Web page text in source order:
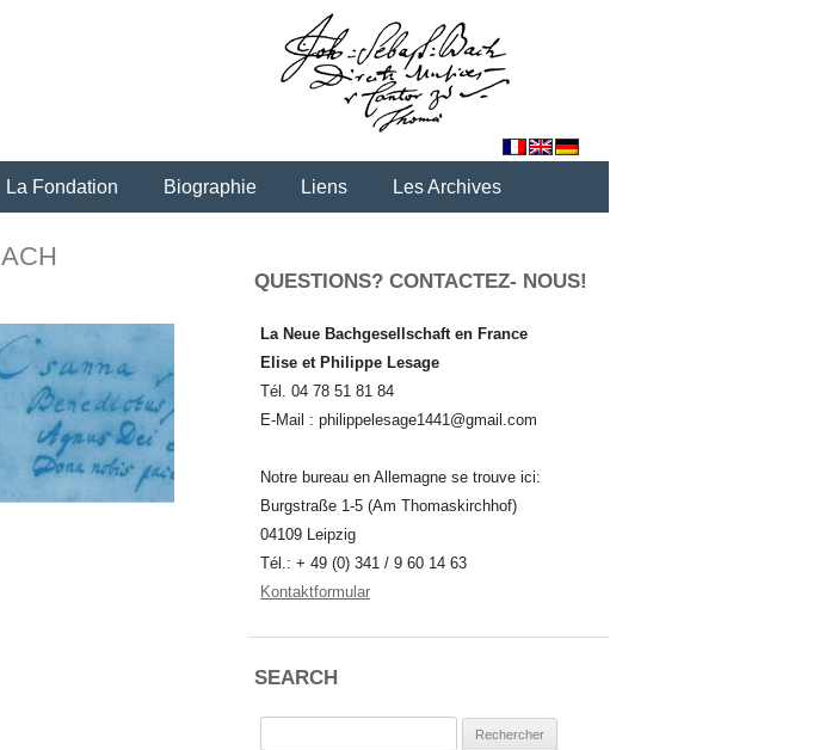
La Fondation Biographie Liens Les Archives
QUESTIONS? CONTACTEZ- NOUS!
La Neue Bachgesellschaft en France
Elise et Philippe Lesage
Tél. 04 78 51 81 84
E-Mail : philippelesage1441@gmail.com
Notre bureau en Allemagne se trouve ici:
Burgstraße 1-5 (Am Thomaskirchhof)
04109 Leipzig
Tél.: + 49 (0) 341 / 9 60 14 63
Kontaktformular
SEARCH